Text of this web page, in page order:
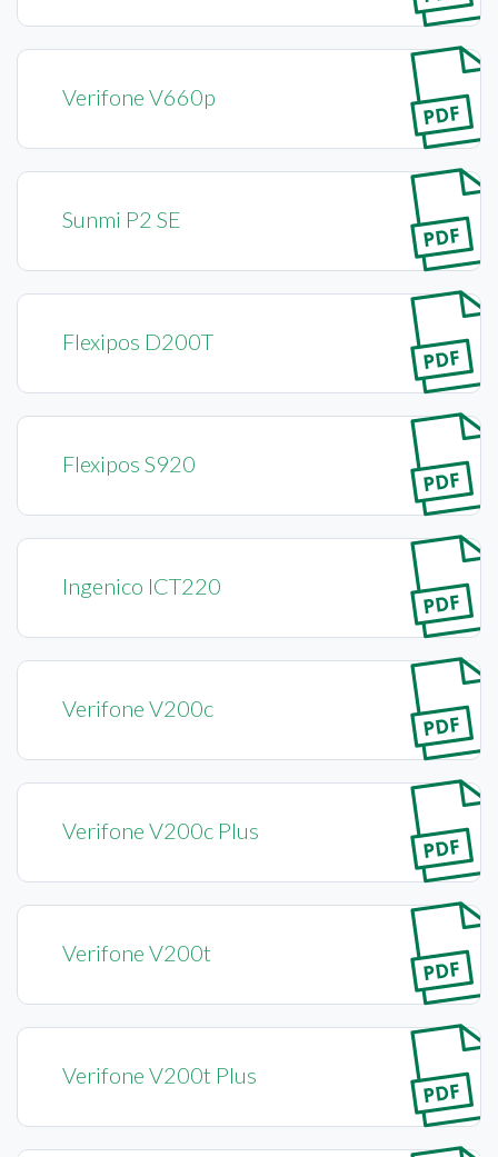
Verifone V660p
Sunmi P2 SE
Flexipos D200T
Flexipos S920
Ingenico ICT220
Verifone V200c
Verifone V200c Plus
Verifone V200t
Verifone V200t Plus